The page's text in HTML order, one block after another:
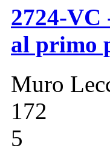
2724-VC
al primo
Muro
172
5